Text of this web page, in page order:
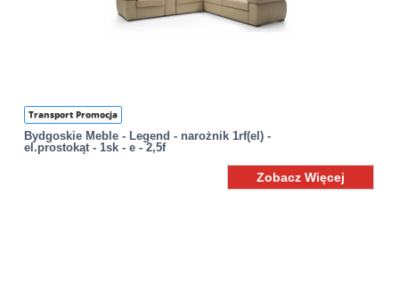
Transport Promocja
Bydgoskie Meble - Legend - narożnik 1rf(el) -
el.prostokąt - 1sk - e - 2,5f
Zobacz Więcej